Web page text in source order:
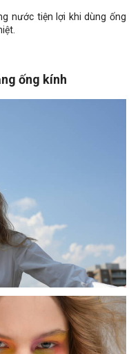
nước tiện lợi khi dùng ống
ống kính